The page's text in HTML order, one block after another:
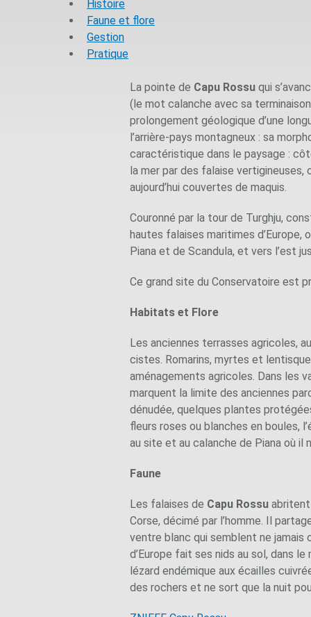
Histoire
Faune et flore
Gestion
Pratique
La pointe de Capu Rossu qui
(le mot calanche avec sa
prolongement géologique d’une
l’arrière-pays montagneux : sa
caractéristique dans le paysage :
la mer par des falaise
aujourd’hui couvertes de maquis.
Couronné par la tour de Turghju,
hautes falaises maritimes d’Europe,
Piana et de Scandula, et vers l’est
Ce grand site du Conservatoire est
Habitats et Flore
Les anciennes terrasses agricoles,
cistes. Romarins, myrtes et
aménagements agricoles. Dans les
marquent la limite des anciennes
dénudée, quelques plantes
fleurs roses ou blanches en boules,
au site et au calanche de Piana où il
Faune
Les falaises de Capu Rossu abritent
Corse, décimé par l’homme. Il
ventre blanc qui semblent ne jamais
d’Europe fait ses nids au sol, dans
lézard endémique aux écailles
des rochers et ne sort que la nuit